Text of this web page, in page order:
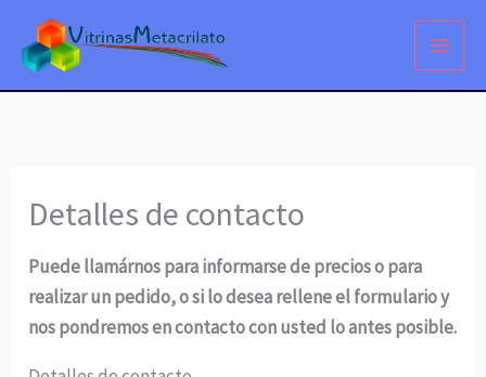
contenido
Detalles de contacto
Puede llamárnos para informarse de precios o para
realizar un pedido, o si lo desea rellene el formulario y
nos pondremos en contacto con usted lo antes posible.